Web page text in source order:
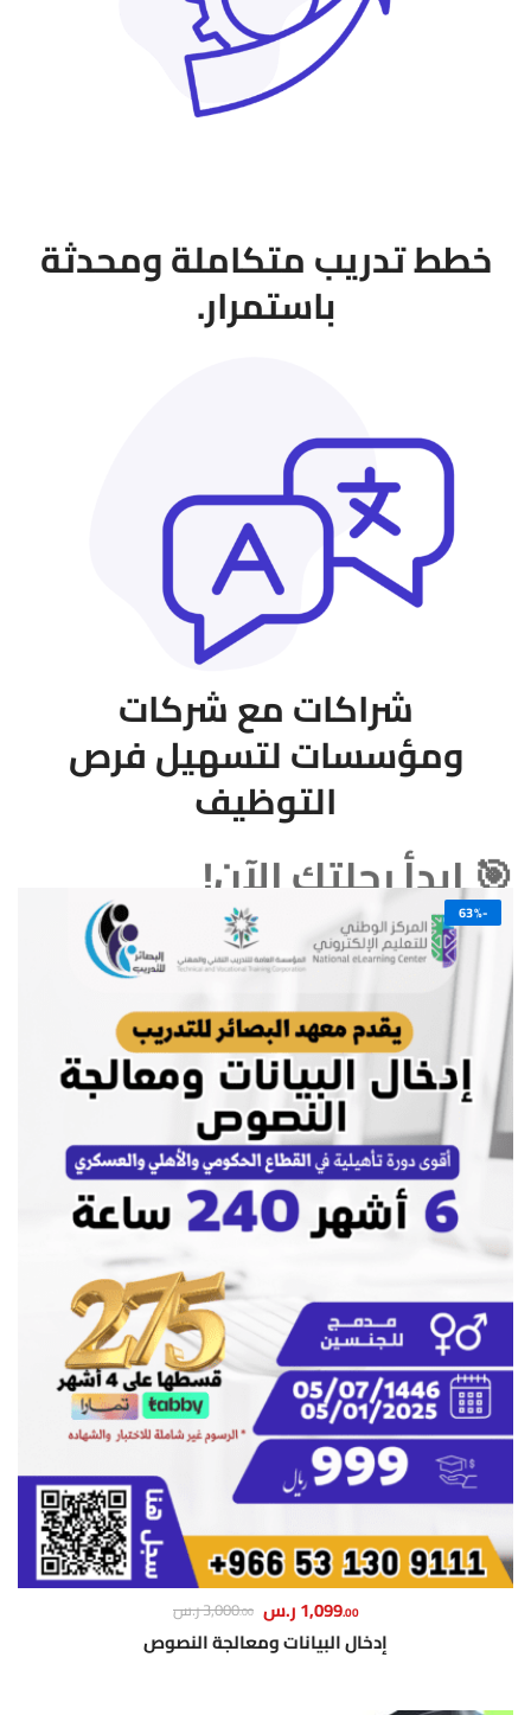
خطط تدريب متكاملة ومحدثة
باستمرار.
شراكات مع شركات
ومؤسسات لتسهيل فرص
التوظيف
🎯 ابدأ رحلتك الآن!
-63%
1,099.00 ر.س 3,000.00 ر.س
إدخال البيانات ومعالجة النصوص